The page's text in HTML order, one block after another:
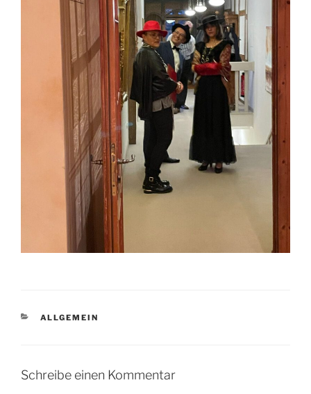
KATEGORIEN
ALLGEMEIN
Schreibe einen Kommentar